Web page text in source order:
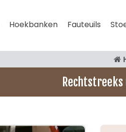
Hoekbanken Fauteuils